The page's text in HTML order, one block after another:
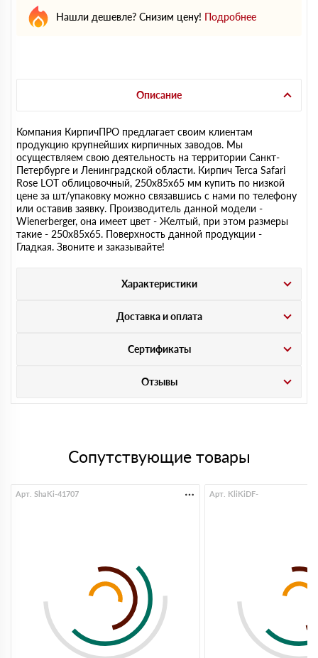
Нашли дешевле? Снизим цену! Подробнее
Описание
Компания КирпичПРО предлагает своим клиентам
продукцию крупнейших кирпичных заводов. Мы
осуществляем свою деятельность на территории Санкт-
Петербурге и Ленинградской области. Кирпич Terca Safari
Rose LOT облицовочный, 250х85х65 мм купить по низкой
цене за шт/упаковку можно связавшись с нами по телефону
или оставив заявку. Производитель данной модели -
Wienerberger, она имеет цвет - Желтый, при этом размеры
такие - 250х85х65. Поверхность данной продукции -
Гладкая. Звоните и заказывайте!
Характеристики
Доставка и оплата
Сертификаты
Отзывы
Сопутствующие товары
Арт. ShaKi-41707 Арт. KliKiDF-